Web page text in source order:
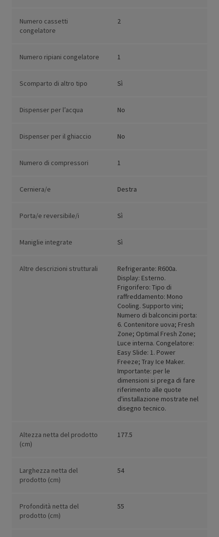
Numero cassetti
congelatore
2
Numero ripiani congelatore 1
Scomparto di altro tipo Sì
Dispenser per l’acqua No
Dispenser per il ghiaccio No
Numero di compressori 1
Cerniera/e Destra
Porta/e reversibile/i Sì
Maniglie integrate Sì
Altre descrizioni strutturali
Refrigerante: R600a.
Display: Esterno.
Frigorifero: Tipo di
raffreddamento: Mono
Cooling. Supporto vini;
Numero di balconcini porta:
6. Contenitore uova; Fresh
Zone; Optimal Fresh Zone;
Luce interna. Congelatore:
Easy Slide: 1. Power
Freeze; Tray Ice Maker.
Importante: per le
dimensioni si prega di fare
riferimento alle quote
d'installazione mostrate nel
disegno tecnico.
Altezza netta del prodotto
(cm)
177.5
Larghezza netta del
prodotto (cm)
54
Profondità netta del
prodotto (cm)
55